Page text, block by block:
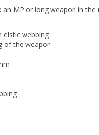
MP or long weapon in the
elstic webbing
of the weapon